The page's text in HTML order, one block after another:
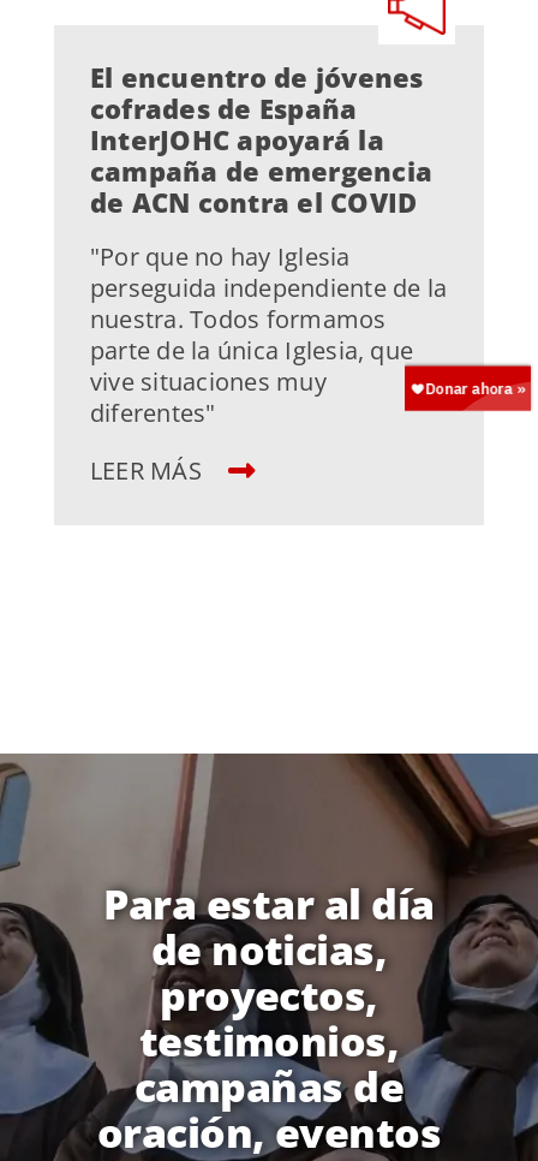
El encuentro de jóvenes
cofrades de España
InterJOHC apoyará la
campaña de emergencia
de ACN contra el COVID
"Por que no hay Iglesia
perseguida independiente de la
nuestra. Todos formamos
parte de la única Iglesia, que
vive situaciones muy
diferentes"
LEER MÁS
Para estar al día
de noticias,
proyectos,
testimonios,
campañas de
oración, eventos